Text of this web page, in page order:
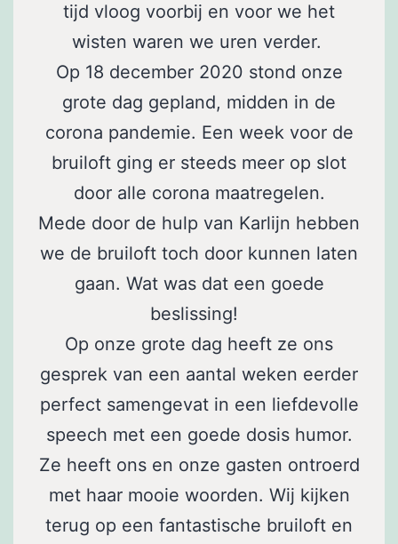
tijd vloog voorbij en voor we het
wisten waren we uren verder.
Op 18 december 2020 stond onze
grote dag gepland, midden in de
corona pandemie. Een week voor de
bruiloft ging er steeds meer op slot
door alle corona maatregelen.
Mede door de hulp van Karlijn hebben
we de bruiloft toch door kunnen laten
gaan. Wat was dat een goede
beslissing!
Op onze grote dag heeft ze ons
gesprek van een aantal weken eerder
perfect samengevat in een liefdevolle
speech met een goede dosis humor.
Ze heeft ons en onze gasten ontroerd
met haar mooie woorden. Wij kijken
terug op een fantastische bruiloft en